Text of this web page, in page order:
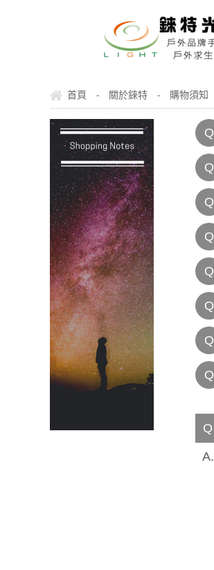
首頁 - 關於錸特 - 購物須知
Q
Q
Q
Q
Q
Q
Q
Q
Q
A.